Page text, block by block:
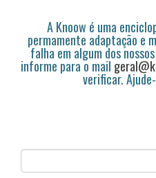
A Knoow é uma
permamente adaptação e
falha em algum dos
informe para o mail
verificar.